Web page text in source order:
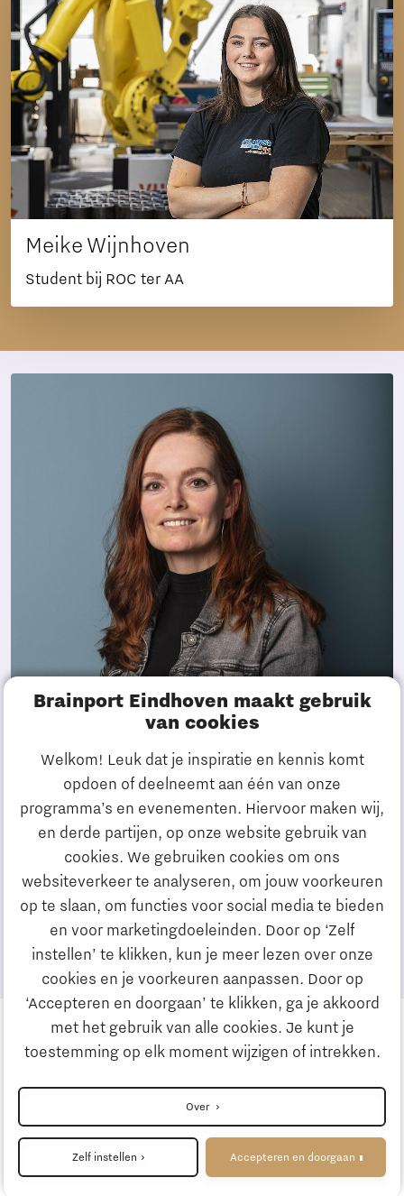
Brainport Eindhoven maakt gebruik
van cookies
Welkom! Leuk dat je inspiratie en kennis komt
opdoen of deelneemt aan één van onze
programma’s en evenementen. Hiervoor maken wij,
en derde partijen, op onze website gebruik van
cookies. We gebruiken cookies om ons
websiteverkeer te analyseren, om jouw voorkeuren
op te slaan, om functies voor social media te bieden
en voor marketingdoeleinden. Door op ‘Zelf
instellen’ te klikken, kun je meer lezen over onze
cookies en je voorkeuren aanpassen. Door op
‘Accepteren en doorgaan’ te klikken, ga je akkoord
met het gebruik van alle cookies. Je kunt je
toestemming op elk moment wijzigen of intrekken.
Over
Zelf instellen Accepteren en doorgaan
Meike Wijnhoven
Student bij ROC ter AA
Vakmanschap
Contactpersoon voor de Noordhofprijs is
Monique Otten van het Summa College.
Bel ons:
Mail ons:
bevorderingvakmanschap@summacollege.nl
Cookieinstellingen
Terug naar de homepage